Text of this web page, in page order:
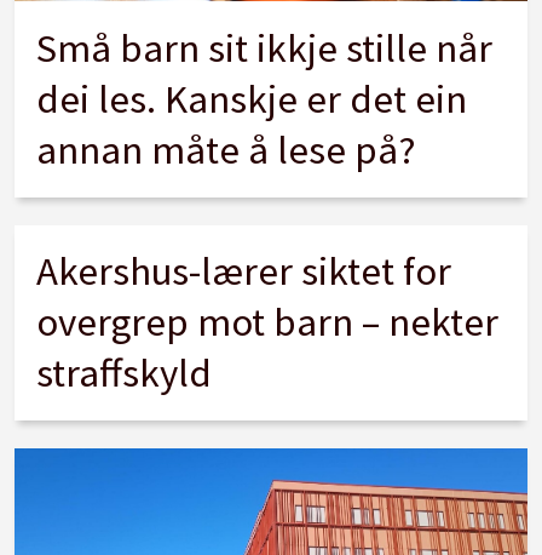
Små barn sit ikkje stille når
dei les. Kanskje er det ein
annan måte å lese på?
Akershus-lærer siktet for
overgrep mot barn – nekter
straffskyld